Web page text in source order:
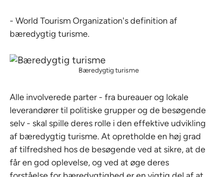
- World Tourism Organization's definition af
bæredygtig turisme.
Bæredygtig turisme
Alle involverede parter - fra bureauer og lokale
leverandører til politiske grupper og de besøgende
selv - skal spille deres rolle i den effektive udvikling
af bæredygtig turisme. At opretholde en høj grad
af tilfredshed hos de besøgende ved at sikre, at de
får en god oplevelse, og ved at øge deres